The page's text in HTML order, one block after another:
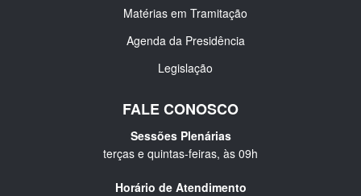
Matérias em Tramitação
Agenda da Presidência
Legislação
FALE CONOSCO
Sessões Plenárias
terças e quintas-feiras, às 09h
Horário de Atendimento